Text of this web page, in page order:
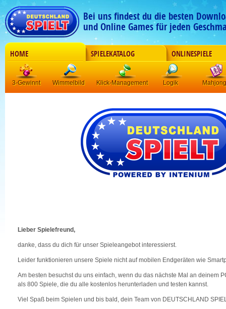
Bei uns findest du die besten
und Online Games für jeden
HOME SPIELEKATALOG ONLINESPIELE
3-Gewinnt Wimmelbild Klick-Management Logik Mahjong
Lieber Spielefreund,
danke, dass du dich für unser Spieleangebot interessierst.
Leider funktionieren unsere Spiele nicht auf mobilen Endgeräten wie
Am besten besuchst du uns einfach, wenn du das nächste Mal an deinem
als 800 Spiele, die du alle kostenlos herunterladen und testen kannst.
Viel Spaß beim Spielen und bis bald, dein Team von DEUTSCHLAND